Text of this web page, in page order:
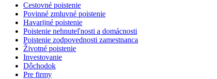
Cestovné poistenie
Povinné zmluvné poistenie
Havarijné poistenie
Poistenie nehnuteľnosti a domácnosti
Poistenie zodpovednosti zamestnanca
Životné poistenie
Investovanie
Dôchodok
Pre firmy